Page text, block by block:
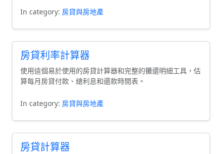
In category: 房貸與房地產
房貸利率計算器
使用這個易於使用的房貸計算器和完整的攤還明細工具，估
算每月房貸付款、總利息和還款時間表。
In category: 房貸與房地產
房貸計算器